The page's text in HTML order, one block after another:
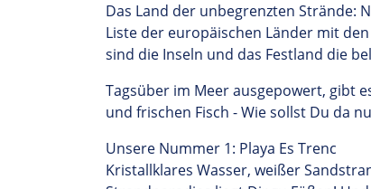
Das Land der unbegrenzten Strände:
Liste der europäischen Länder mit
sind die Inseln und das Festland die
Tagsüber im Meer ausgepowert, gibt
und frischen Fisch - Wie sollst Du da
Unsere Nummer 1: Playa Es Trenc
Kristallklares Wasser, weißer